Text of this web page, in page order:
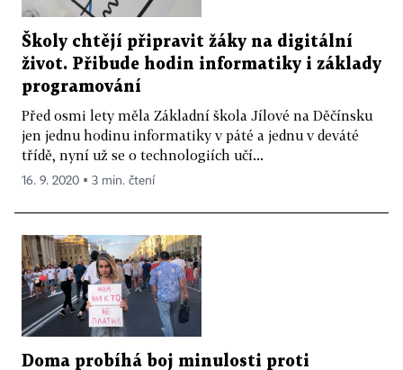
Školy chtějí připravit žáky na digitální
život. Přibude hodin informatiky i základy
programování
Před osmi lety měla Základní škola Jílové na Děčínsku
jen jednu hodinu informatiky v páté a jednu v deváté
třídě, nyní už se o technologiích učí...
16. 9. 2020 ▪ 3 min. čtení
Doma probíhá boj minulosti proti